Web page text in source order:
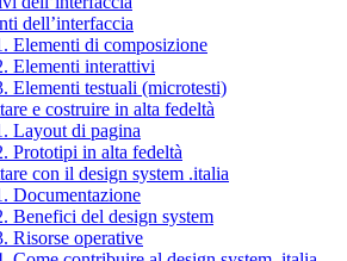
dell’interfaccia
Elementi di composizione
Elementi interattivi
Elementi testuali (microtesti)
e costruire in alta fedeltà
Layout di pagina
Prototipi in alta fedeltà
con il design system .italia
Documentazione
Benefici del design system
Risorse operative